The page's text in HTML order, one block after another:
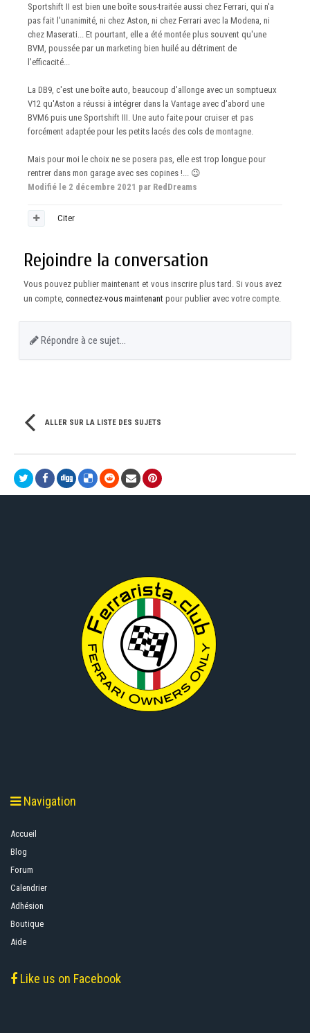
Sportshift II est bien une boîte sous-traitée aussi chez Ferrari, qui n'a
pas fait l'unanimité, ni chez Aston, ni chez Ferrari avec la Modena, ni
chez Maserati... Et pourtant, elle a été montée plus souvent qu'une
BVM, poussée par un marketing bien huilé au détriment de
l'efficacité...
La DB9, c'est une boîte auto, beaucoup d'allonge avec un somptueux
V12 qu'Aston a réussi à intégrer dans la Vantage avec d'abord une
BVM6 puis une Sportshift III. Une auto faite pour cruiser et pas
forcément adaptée pour les petits lacés des cols de montagne.
Mais pour moi le choix ne se posera pas, elle est trop longue pour
rentrer dans mon garage avec ses copines !... 😉
Modifié le 2 décembre 2021 par RedDreams
Citer
Rejoindre la conversation
Vous pouvez publier maintenant et vous inscrire plus tard. Si vous avez
un compte, connectez-vous maintenant pour publier avec votre compte.
Répondre à ce sujet…
ALLER SUR LA LISTE DES SUJETS
Navigation
Accueil
Blog
Forum
Calendrier
Adhésion
Boutique
Aide
Like us on Facebook